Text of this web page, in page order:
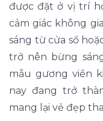
được đặt ở vị trí
cảm giác không
sáng từ cửa sổ
trở nên bừng
mẫu gương viền
nay đang trở
mang lại vẻ đẹp